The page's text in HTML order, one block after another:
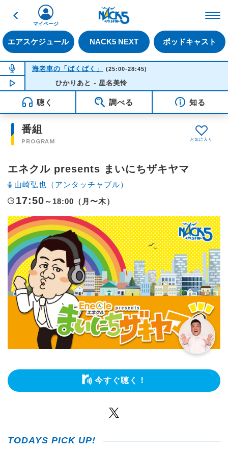
戻る
エアスケジュール NACK5 NEXT ポッドキャスト
マイページ
NOW ON AIR
海老車の「ばくばく」 (25:00-28:45)
NOW PLAYING02:34
ひかりあと - 星名美怜
聴く 調べる 知る
番組
PROGRAM
エネクル presents まいにちザキヤマ
山崎弘也（アンタッチャブル）
17:50 ～18:00（月〜木）
今すぐ聴く！
TODAYS PICK UP!